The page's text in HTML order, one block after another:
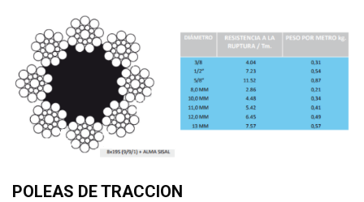
POLEAS DE TRACCION